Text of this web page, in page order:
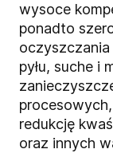
wysoce
ponadto
pyłu, suche i
redukcję
oraz innych